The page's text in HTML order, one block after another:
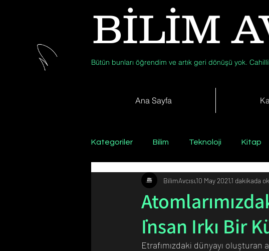
BİLİM
Bütün bunları öğrendim ve artık geri dönüşü yok.
Ana Sayfa
Kategoriler Bilim Teknoloji Kitap
Psikoloji / Sosyoloji / Felsefe Tıp
Günün Fotoğrafı Biyoloji
İnsan Irkı Bir
BilimAvcısı10 May 20211 dakikada
Etrafımızdaki dünyayı